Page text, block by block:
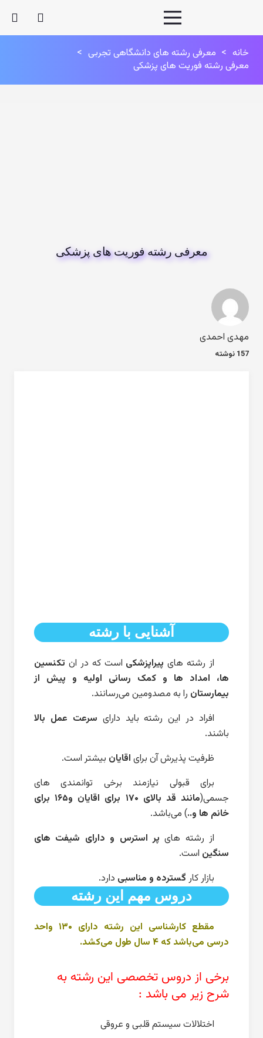
خانه > معرفی رشته های دانشگاهی تجربی >
معرفی رشته فوریت های پزشکی
معرفی رشته فوریت های پزشکی
مهدی احمدی
157 نوشته
آشنایی با رشته
از رشته های پیراپزشکی است که در ان تکنسین
ها، امداد ها و‌ کمک رسانی اولیه و پیش از
بیمارستان را به مصدومین می‌رسانند.
افراد در این رشته باید دارای سرعت عمل بالا
باشند.
ظرفیت پذیرش آن برای اقایان بیشتر است.
برای قبولی نیازمند برخی توانمندی های
جسمی(
مانند قد بالای ۱۷۰ برای اقایان و‌۱۶۵ برای
خانم ها و..) می‌باشد.
از رشته های پر استرس و‌ دارای شیفت های
سنگین است.
بازار کار گسترده و مناسبی دارد.
دروس مهم این رشته
مقطع کارشناسی این رشته دارای ۱۳۰ واحد
درسی می‌باشد که ۴ سال طول می‌کشد.
برخی از دروس تخصصی این رشته به
شرح زیر می باشد :
اختلالات سیستم قلبی و عروقی